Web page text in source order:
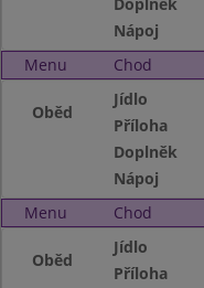
Nápoj
Menu
Chod
Oběd
Jídlo
Příloha
Doplněk
Nápoj
Menu
Chod
Oběd
Jídlo
Příloha